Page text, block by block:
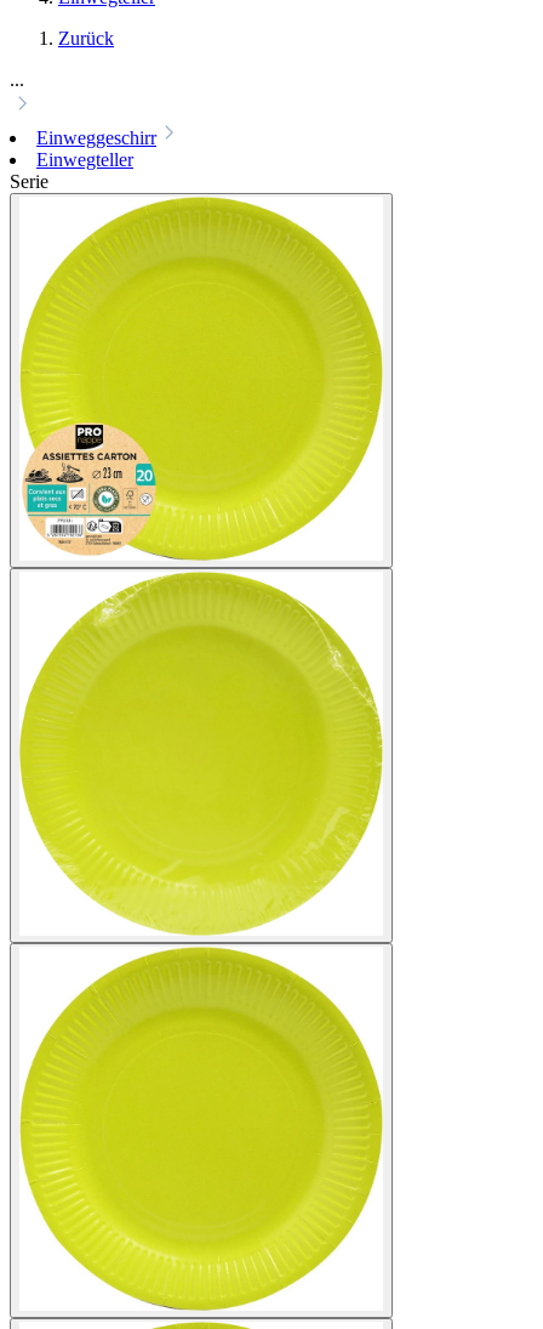
Zurück
...
Einweggeschirr
Einwegteller
Serie